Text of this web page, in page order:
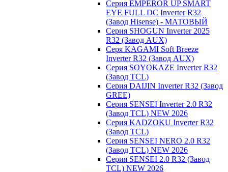
Серия EMPEROR UP SMART
EYE FULL DC Inverter R32
(Завод Hisense) - МАТОВЫЙ
Серия SHOGUN Inverter 2025
R32 (Завод AUX)
Серя KAGAMI Soft Breeze
Inverter R32 (Завод AUX)
Серия SOYOKAZE Inverter R32
(Завод TCL)
Серия DAIJIN Inverter R32 (Завод
GREE)
Серия SENSEI Inverter 2.0 R32
(Завод TCL) NEW 2026
Серия KADZOKU Inverter R32
(Завод TCL)
Серия SENSEI NERO 2.0 R32
(Завод TCL) NEW 2026
Серия SENSEI 2.0 R32 (Завод
TCL) NEW 2026